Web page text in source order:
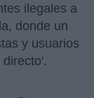
ilegales a
donde un
y usuarios